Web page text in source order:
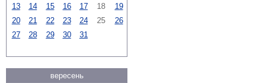
13
14 15 16 17 18
19
20
21 22 23 24 25
26
27
28 29 30 31
вересень